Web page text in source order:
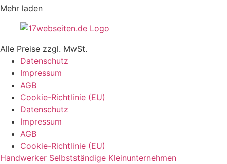
Mehr laden
Alle Preise zzgl. MwSt.
Datenschutz
Impressum
AGB
Cookie-Richtlinie (EU)
Datenschutz
Impressum
AGB
Cookie-Richtlinie (EU)
Handwerker Selbstständige Kleinunternehmen